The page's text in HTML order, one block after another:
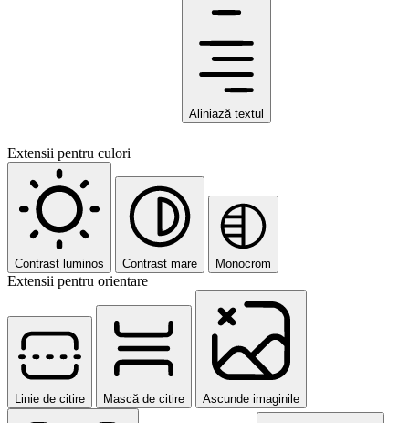
Aliniază textul
Extensii pentru culori
Contrast luminos Contrast mare Monocrom
Extensii pentru orientare
Linie de citire Mască de citire Ascunde imaginile